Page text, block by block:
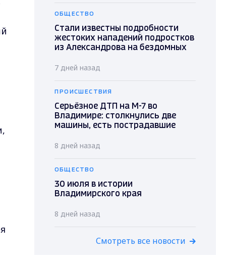
ОБЩЕСТВО
Стали известны подробности
жестоких нападений подростков
из Александрова на бездомных
7 дней назад
ПРОИСШЕСТВИЯ
Серьёзное ДТП на М-7 во
Владимире: столкнулись две
машины, есть пострадавшие
8 дней назад
ОБЩЕСТВО
30 июля в истории
Владимирского края
8 дней назад
Смотреть все новости